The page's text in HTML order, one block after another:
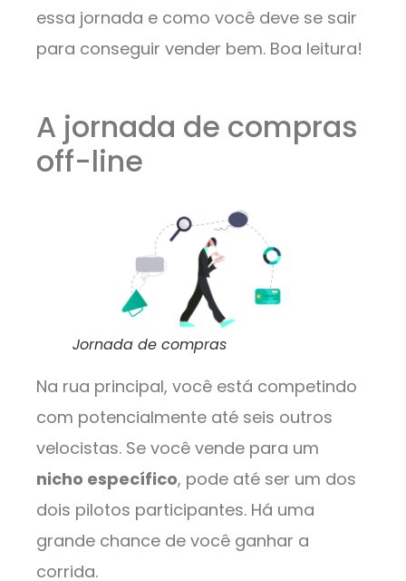
essa jornada e como você deve se sair
para conseguir vender bem. Boa leitura!
A jornada de compras
off-line
Jornada de compras
Na rua principal, você está competindo
com potencialmente até seis outros
velocistas. Se você vende para um
nicho específico, pode até ser um dos
dois pilotos participantes. Há uma
grande chance de você ganhar a
corrida.